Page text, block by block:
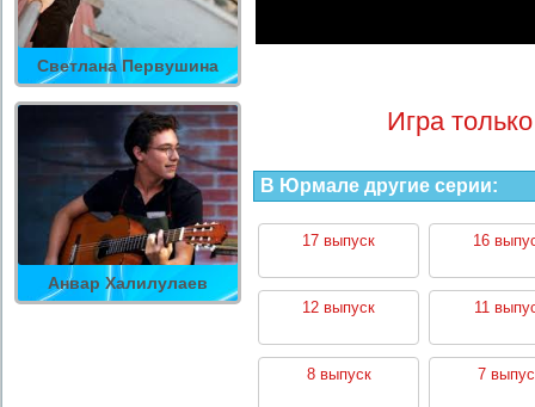
Светлана Первушина
Анвар Халилулаев
Игра
В Юрмале другие серии:
17 выпуск 16
12 выпуск 11
8 выпуск 7